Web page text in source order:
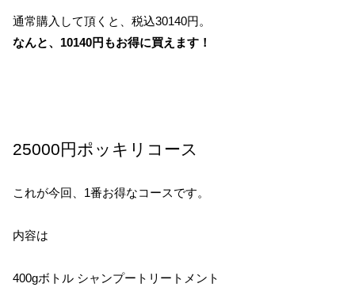
通常購入して頂くと、税込30140円。
なんと、10140円もお得に買えます！
25000円ポッキリコース
これが今回、1番お得なコースです。
内容は
400gボトル シャンプートリートメント